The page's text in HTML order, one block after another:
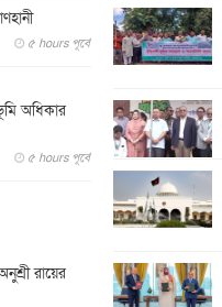
৫ hours পূর্বে
অধিকার
৫ hours পূর্বে
রায়ের